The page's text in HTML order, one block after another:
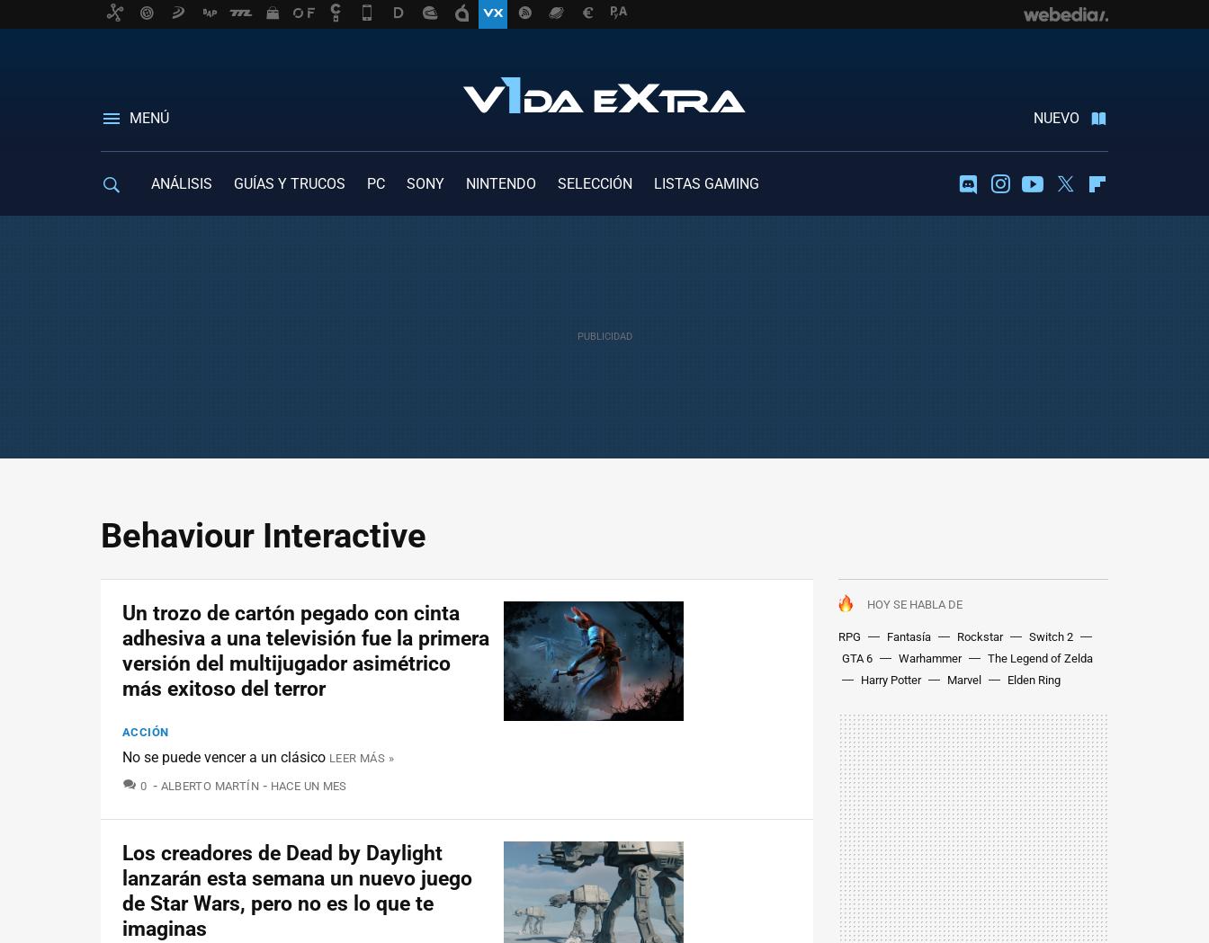
MENÚ NUEVO
ANÁLISIS GUÍAS Y TRUCOS PC SONY NINTENDO SELECCIÓN LISTAS GAMING DiscordInstagramYoutubeTwitter
Behaviour Interactive
HOY SE HABLA DE
RPG Fantasía Rockstar
Switch 2
GTA 6
Warhammer
The Legend of Zelda
Harry Potter
Marvel Elden Ring
Un trozo de cartón pegado con cinta
adhesiva a una televisión fue la primera
versión del multijugador asimétrico
más exitoso del terror
ACCIÓN
No se puede vencer a un clásico LEER MÁS »
0 COMENTARIOS
ALBERTO MARTÍN HACE UN MES
Los creadores de Dead by Daylight
lanzarán esta semana un nuevo juego
de Star Wars, pero no es lo que te
imaginas